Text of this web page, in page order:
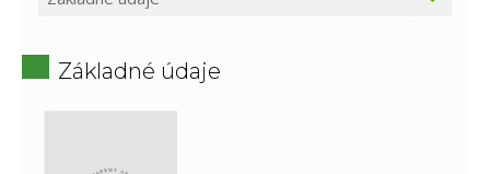
Základné údaje